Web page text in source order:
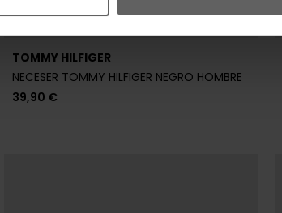
TOMMY HILFIGER
NECESER TOMMY HILFIGER NEGRO HOMBRE
39,90 €